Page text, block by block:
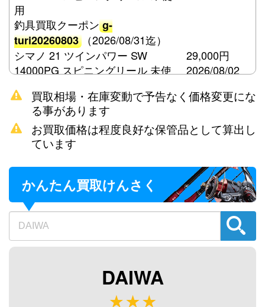
用
釣具買取クーポン g-
turi20260803
（2026/08/31迄）
シマノ 21 ツインパワー SW
14000PG スピニングリール 未使
釣具買取クーポンg-
turi20260804 （2026/08/31迄）
29,000円
2026/08/02
シマノ 15 ツインパワー SW
8000HG スピニングリール 未使用
turi20260805（2026/08/31迄）
21,000円
ダイワ 荒法師 21尺 へら竿 未使用
釣具買取クーポンg-
turi20260806
57,500円
2026/08/02
ダイワ 荒法師 武天K 18尺 へら竿
未使用
（2026/08/31迄）
48,000円
2026/08/02
ダイワ 荒法師 武天J 13尺 へら竿
買取相場・在庫変動で予告なく価格変更にな
る事があります
お買取価格は程度良好な保管品として算出し
ています
かんたん買取けんさく
DAIWA